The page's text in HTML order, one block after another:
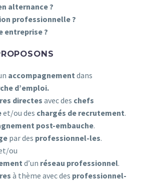
alternance ?
professionnelle ?
entreprise ?
accompagnement dans
d’emploi.
directes avec des chefs
et/ou des chargés de recrutement.
post-embauche.
par des professionnel-les.
ou
d’un réseau professionnel.
à thème avec des professionnel-